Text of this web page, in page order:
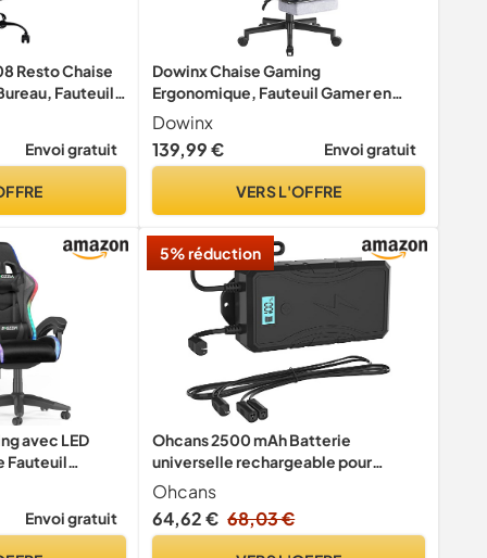
Resto Chaise
Fauteuil,
et Dossier
en Métal
Envoi gratuit
Dowinx Chaise Gaming
Ergonomique, Fauteuil Gamer en
Tissu Respirant avec Coussin
Confortable à Ressorts Ensachés,
Siège Gaming avec Appui-Tête et
Noir et Gris
Dowinx
139,99 €
Envoi gratuit
VERS L'OFFRE
avec LED
Fauteuil
Envoi gratuit
5% réduction
Ohcans 2500 mAh Batterie
universelle rechargeable pour
meubles sans fil, pour pouf
électrique, canapés, fauteuils, pour
meubles avec connexion à 2 broches
Ohcans
64,62 € 68,03 €